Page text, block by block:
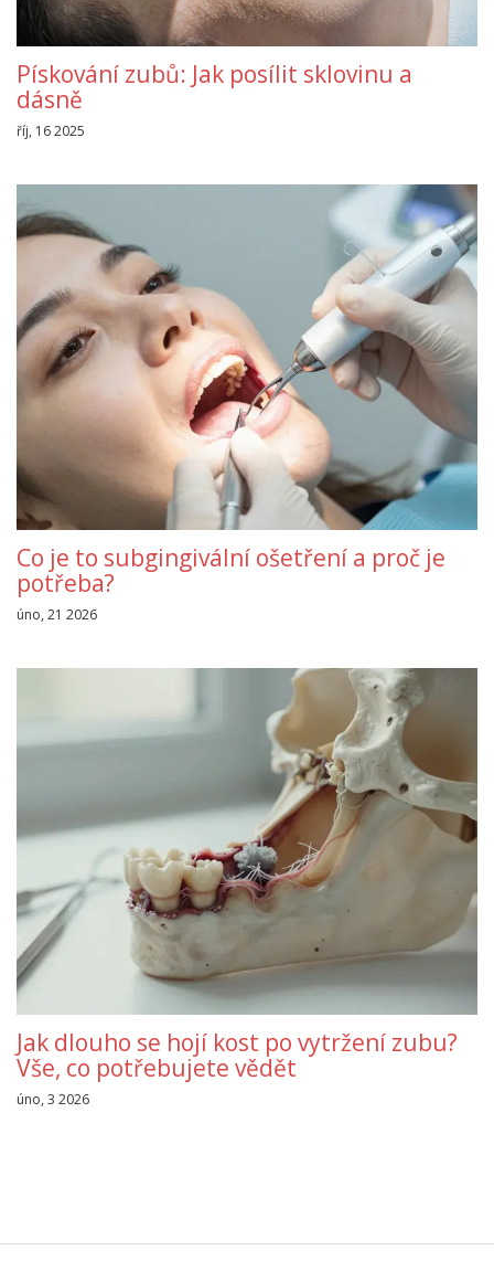
Pískování zubů: Jak posílit sklovinu a
dásně
říj, 16 2025
Co je to subgingivální ošetření a proč je
potřeba?
úno, 21 2026
Jak dlouho se hojí kost po vytržení zubu?
Vše, co potřebujete vědět
úno, 3 2026